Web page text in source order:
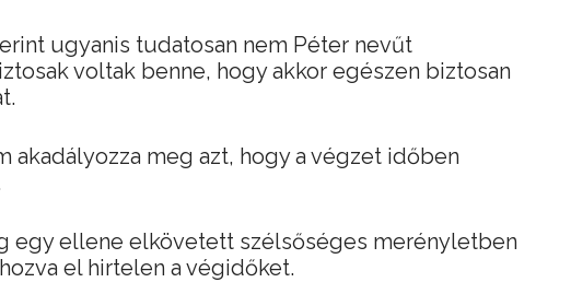
ugyanis tudatosan nem Péter nevűt
voltak benne, hogy akkor egészen biztosan
akadályozza meg azt, hogy a végzet időben
egy ellene elkövetett szélsőséges merényletben
el hirtelen a végidőket.